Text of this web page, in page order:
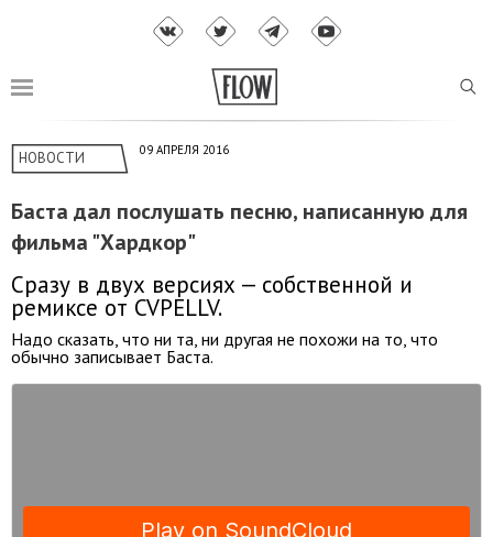
НОВОСТИ 09 АПРЕЛЯ 2016
Баста дал послушать песню, написанную для
фильма "Хардкор"
Сразу в двух версиях — собственной и
ремиксе от CVPELLV.
Надо сказать, что ни та, ни другая не похожи на то, что
обычно записывает Баста.